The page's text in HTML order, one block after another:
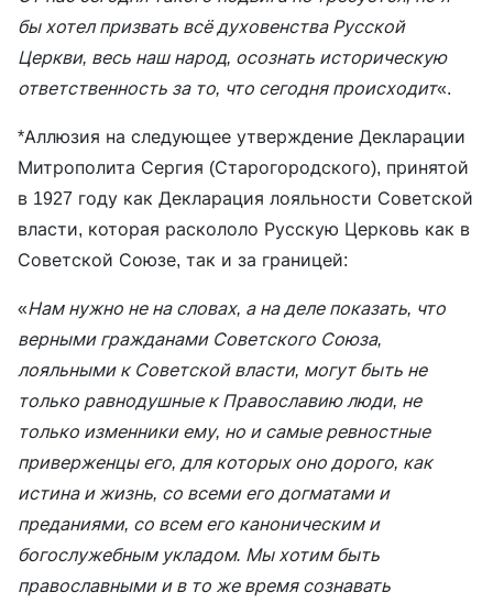
бы хотел призвать всё духовенства Русской
Церкви, весь наш народ, осознать историческую
ответственность за то, что сегодня происходит«.
*Аллюзия на следующее утверждение Декларации
Митрополита Сергия (Старогородского), принятой
в 1927 году как Декларация лояльности Советской
власти, которая раскололо Русскую Церковь как в
Советской Союзе, так и за границей:
«Нам нужно не на словах, а на деле показать, что
верными гражданами Советского Союза,
лояльными к Советской власти, могут быть не
только равнодушные к Православию люди, не
только изменники ему, но и самые ревностные
приверженцы его, для которых оно дорого, как
истина и жизнь, со всеми его догматами и
преданиями, со всем его каноническим и
богослужебным укладом. Мы хотим быть
православными и в то же время сознавать